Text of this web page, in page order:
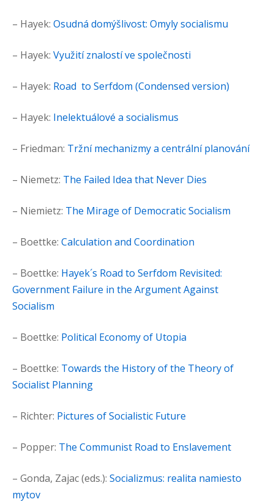
– Hayek: Osudná domýšlivost: Omyly socialismu
– Hayek: Využití znalostí ve společnosti
– Hayek: Road to Serfdom (Condensed version)
– Hayek: Inelektuálové a socialismus
– Friedman: Tržní mechanizmy a centrální planování
– Niemetz: The Failed Idea that Never Dies
– Niemietz: The Mirage of Democratic Socialism
– Boettke: Calculation and Coordination
– Boettke: Hayek´s Road to Serfdom Revisited:
Government Failure in the Argument Against
Socialism
– Boettke: Political Economy of Utopia
– Boettke: Towards the History of the Theory of
Socialist Planning
– Richter: Pictures of Socialistic Future
– Popper: The Communist Road to Enslavement
– Gonda, Zajac (eds.): Socializmus: realita namiesto
mytov